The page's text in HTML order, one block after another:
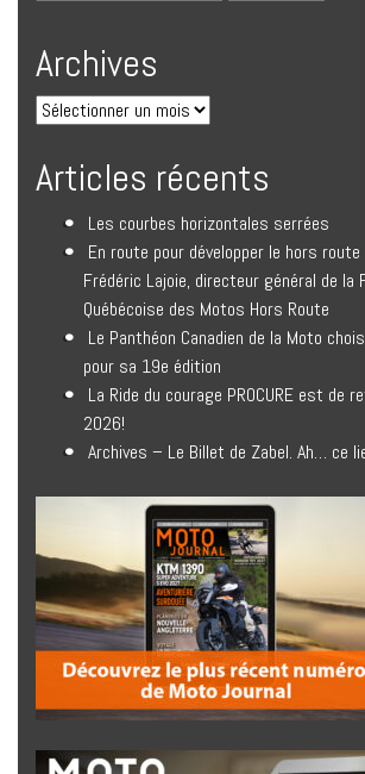
Archives
Articles récents
Les courbes horizontales serrées
En route pour développer le hors
Frédéric Lajoie, directeur général de la
Québécoise des Motos Hors Route
Le Panthéon Canadien de la Moto
pour sa 19e édition
La Ride du courage PROCURE est de
2026!
Archives – Le Billet de Zabel. Ah… ce